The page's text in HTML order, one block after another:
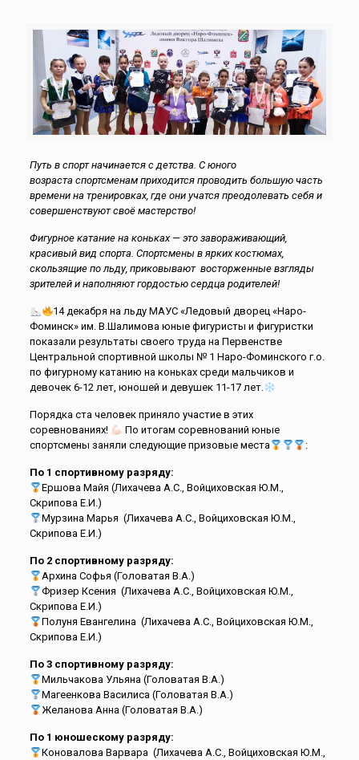
Путь в спорт начинается с детства. С юного
возраста спортсменам приходится проводить большую часть
времени на тренировках, где они учатся преодолевать себя и
совершенствуют своё мастерство!
Фигурное катание на коньках — это завораживающий,
красивый вид спорта. Спортсмены в ярких костюмах,
скользящие по льду, приковывают восторженные взгляды
зрителей и наполняют гордостью сердца родителей!
14 декабря на льду МАУС «Ледовый дворец «Наро-
Фоминск» им. В.Шалимова юные фигуристы и фигуристки
показали результаты своего труда на Первенстве
Центральной спортивной школы № 1 Наро-Фоминского г.о.
по фигурному катанию на коньках среди мальчиков и
девочек 6-12 лет, юношей и девушек 11-17 лет.
Порядка ста человек приняло участие в этих
соревнованиях!
По итогам соревнований юные
спортсмены заняли следующие призовые места
:
По 1 спортивному разряду:
Ершова Майя (Лихачева А.С., Войциховская Ю.М.,
Скрипова Е.И.)
Мурзина Марья (Лихачева А.С., Войциховская Ю.М.,
Скрипова Е.И.)
По 2 спортивному разряду:
Архина Софья (Головатая В.А.)
Фризер Ксения (Лихачева А.С., Войциховская Ю.М.,
Скрипова Е.И.)
Полуня Евангелина (Лихачева А.С., Войциховская Ю.М.,
Скрипова Е.И.)
По 3 спортивному разряду:
Мильчакова Ульяна (Головатая В.А.)
Магеенкова Василиса (Головатая В.А.)
Желанова Анна (Головатая В.А.)
По 1 юношескому разряду:
Коновалова Варвара (Лихачева А.С., Войциховская Ю.М.,